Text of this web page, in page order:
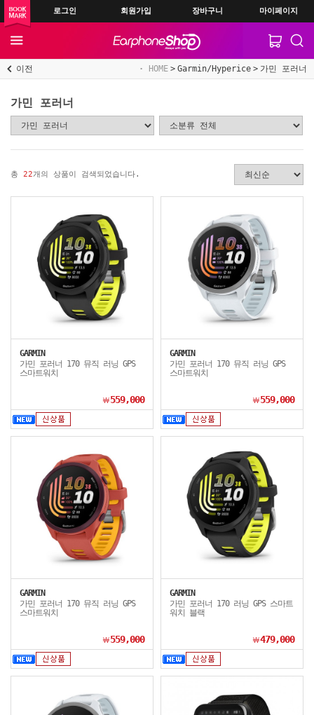
로그인 회원가입 장바구니 마이페이지
이전 HOME Garmin/Hyperice 가민 포러너
가민 포러너
총 22개의 상품이 검색되었습니다.
GARMIN
가민 포러너 170 뮤직 러닝 GPS
스마트워치
￦559,000
GARMIN
가민 포러너 170 뮤직 러닝 GPS
스마트워치
￦559,000
GARMIN
가민 포러너 170 뮤직 러닝 GPS
스마트워치
￦559,000
GARMIN
가민 포러너 170 러닝 GPS 스마트
워치 블랙
￦479,000